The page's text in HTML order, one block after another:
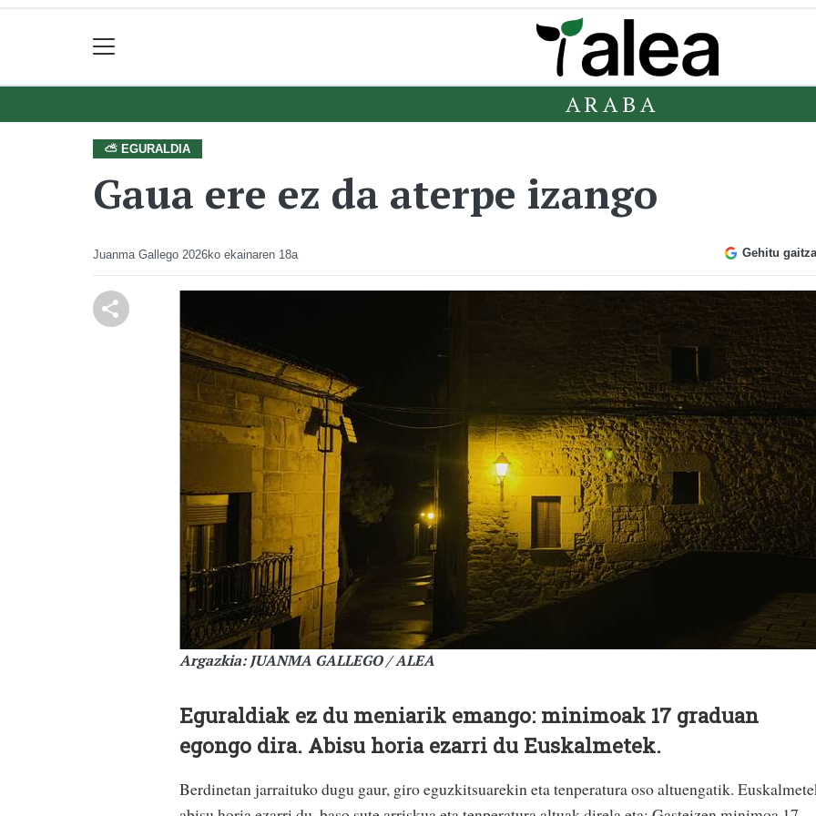
ARABA
⛅ EGURALDIA
Gaua ere ez da aterpe izango
Juanma Gallego 2026ko ekainaren 18a Gehitu
Argazkia: JUANMA GALLEGO / ALEA
Eguraldiak ez du meniarik emango: minimoak 17 graduan
egongo dira. Abisu horia ezarri du Euskalmetek.
Berdinetan jarraituko dugu gaur, giro eguzkitsuarekin eta tenperatura oso altuengatik.